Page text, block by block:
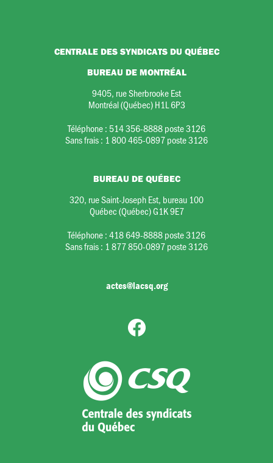
CENTRALE DES SYNDICATS DU QUÉBEC
BUREAU DE MONTRÉAL
9405, rue Sherbrooke Est
Montréal (Québec) H1L 6P3
Téléphone : 514 356-8888 poste 3126
Sans frais : 1 800 465-0897 poste 3126
BUREAU DE QUÉBEC
320, rue Saint-Joseph Est, bureau 100
Québec (Québec) G1K 9E7
Téléphone :418 649-8888 poste 3126
Sans frais : 1 877 850-0897 poste 3126
actes@lacsq.org